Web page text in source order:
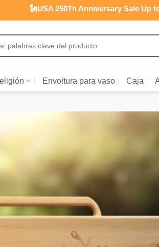
🗽USA 250Th Anniversary Sale Up
Envoltura para vaso Caja